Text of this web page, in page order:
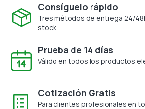
Consíguelo rápido
Tres métodos de entrega 24/
stock.
Prueba de 14 días
Válido en todos los productos
Cotización Gratis
Para clientes profesionales en